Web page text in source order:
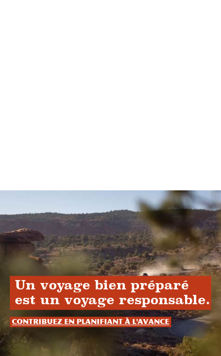
Un voyage bien préparé
est un voyage responsable.
Contribuez en planifiant à l'avance